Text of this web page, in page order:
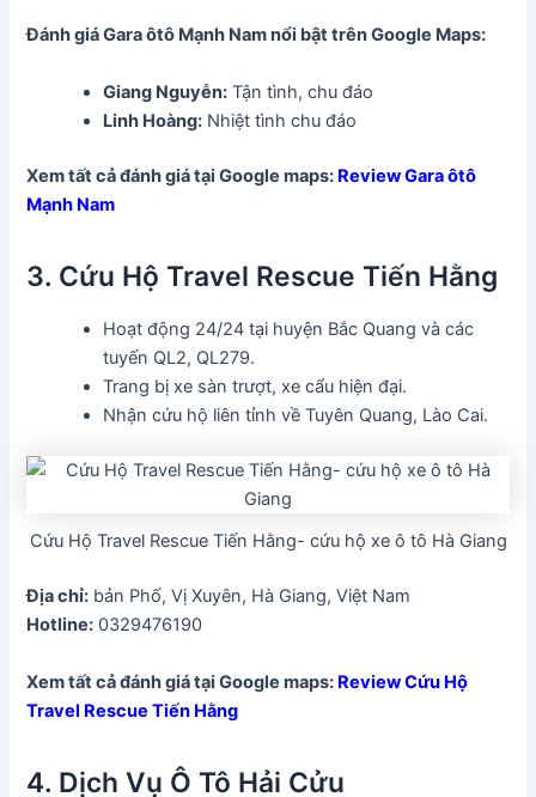
Đánh giá Gara ôtô Mạnh Namnổi bật trên Google Maps:
Giang Nguyễn: Tận tình, chu đáo
Linh Hoàng: Nhiệt tình chu đáo
Xem tất cả đánh giá tại Google maps: Review Gara ôtô
Mạnh Nam
3. Cứu Hộ Travel Rescue Tiến Hằng
Hoạt động 24/24 tại huyện Bắc Quang và các
tuyến QL2, QL279.
Trang bị xe sàn trượt, xe cẩu hiện đại.
Nhận cứu hộ liên tỉnh về Tuyên Quang, Lào Cai.
Cứu Hộ Travel Rescue Tiến Hằng- cứu hộ xe ô tô Hà Giang
Địa chỉ: bản Phố, Vị Xuyên, Hà Giang, Việt Nam
Hotline: 0329476190
Xem tất cả đánh giá tại Google maps: Review Cứu Hộ
Travel Rescue Tiến Hằng
4. Dịch Vụ Ô Tô Hải Cửu